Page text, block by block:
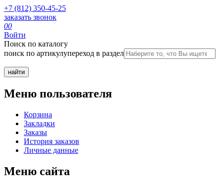
+7 (812) 350-45-25
заказать звонок
00
Войти
Поиск по каталогу
поиск по артикулупереход в раздел
Меню пользователя
Корзина
Закладки
Заказы
История заказов
Личные данные
Меню сайта